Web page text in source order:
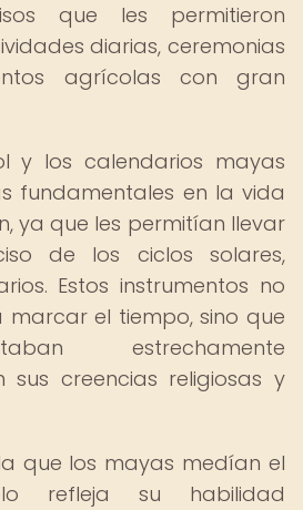
que les permitieron
diarias, ceremonias
agrícolas con gran
y los calendarios mayas
fundamentales en la vida
ya que les permitían llevar
de los ciclos solares,
Estos instrumentos no
el tiempo, sino que
estrechamente
sus creencias religiosas y
que los mayas medían el
refleja su habilidad